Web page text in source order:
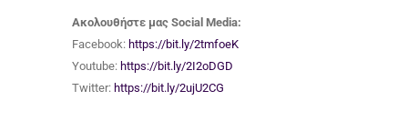
Ακολουθήστε μας Social Media:
Facebook: https://bit.ly/2tmfoeK
Youtube: https://bit.ly/2I2oDGD
Twitter: https://bit.ly/2ujU2CG